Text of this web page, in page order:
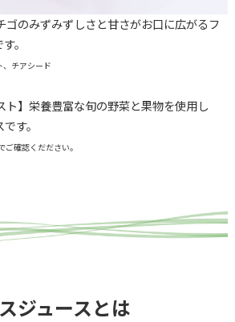
ゴのみずみずしさと甘さがお口に広がるフ
。
、チアシード
ト】栄養豊富な旬の野菜と果物を使用し
す。
ご確認くだださい。
ジュースとは